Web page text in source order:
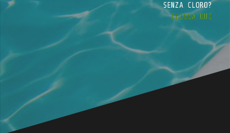
SENZA CLORO?
CLICCA QUI